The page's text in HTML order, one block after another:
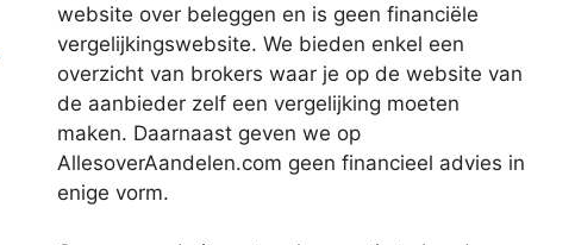
website over beleggen en is geen financiële
vergelijkingswebsite. We bieden enkel een
overzicht van brokers waar je op de website van
de aanbieder zelf een vergelijking moeten
maken. Daarnaast geven we op
AllesoverAandelen.com geen financieel advies in
enige vorm.